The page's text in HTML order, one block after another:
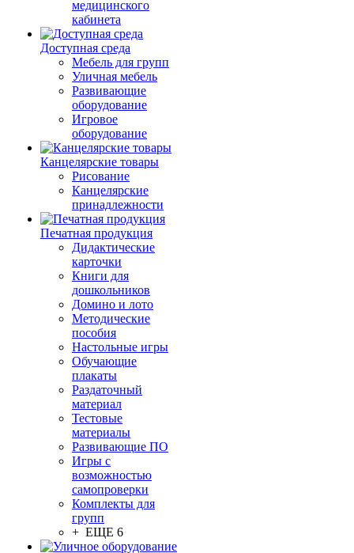
медицинского
кабинета
Доступная среда
Мебель для групп
Уличная мебель
Развивающие
оборудование
Игровое
оборудование
Канцелярские товары
Рисование
Канцелярские
принадлежности
Печатная продукция
Дидактические
карточки
Книги для
дошкольников
Домино и лото
Методические
пособия
Настольные игры
Обучающие
плакаты
Раздаточный
материал
Тестовые
материалы
Развивающие ПО
Игры с
возможностью
самопроверки
Комплекты для
групп
+ ЕЩЕ 6